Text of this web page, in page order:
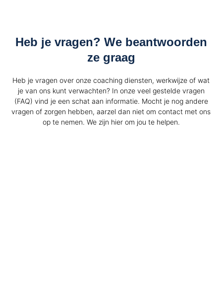
Heb je vragen? We beantwoorden
ze graag
Heb je vragen over onze coaching diensten, werkwijze of wat
je van ons kunt verwachten? In onze veel gestelde vragen
(FAQ) vind je een schat aan informatie. Mocht je nog andere
vragen of zorgen hebben, aarzel dan niet om contact met ons
op te nemen. We zijn hier om jou te helpen.